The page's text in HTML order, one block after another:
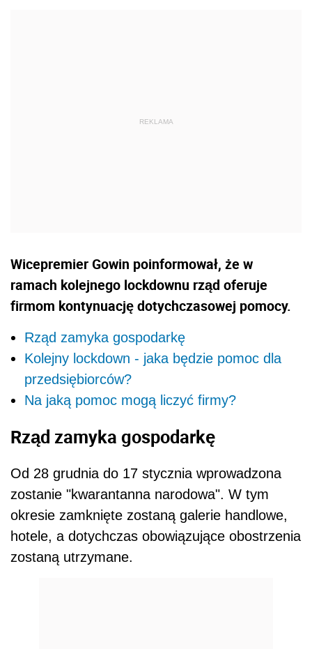
Wicepremier Gowin poinformował, że w
ramach kolejnego lockdownu rząd oferuje
firmom kontynuację dotychczasowej pomocy.
Rząd zamyka gospodarkę
Kolejny lockdown - jaka będzie pomoc dla
przedsiębiorców?
Na jaką pomoc mogą liczyć firmy?
Rząd zamyka gospodarkę
Od 28 grudnia do 17 stycznia wprowadzona
zostanie "kwarantanna narodowa". W tym
okresie zamknięte zostaną galerie handlowe,
hotele, a dotychczas obowiązujące obostrzenia
zostaną utrzymane.